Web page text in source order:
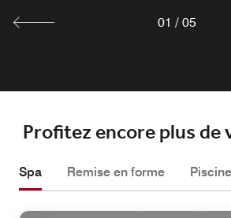
01 / 05
Profitez encore plus de
Spa Remise en forme Piscine